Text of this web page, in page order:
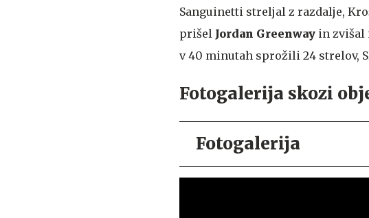
Sanguinetti streljal z razdalje,
prišel Jordan Greenway in zvišal
v 40 minutah sprožili 24 strelov,
Fotogalerija skozi
Fotogalerija